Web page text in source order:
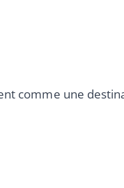
comme une